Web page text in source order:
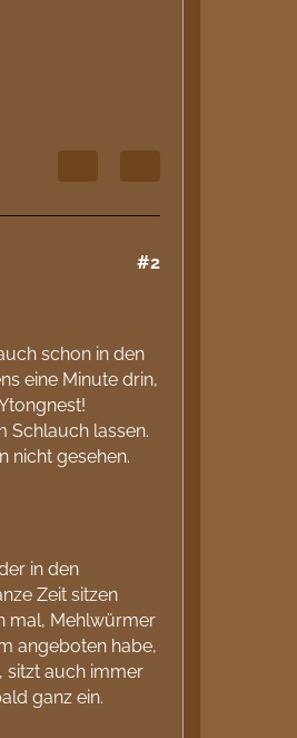
#2
schon in den
eine Minute drin,
Schlauch lassen.
nicht gesehen.
in den
Zeit sitzen
mal, Mehlwürmer
angeboten habe,
sitzt auch immer
ganz ein.